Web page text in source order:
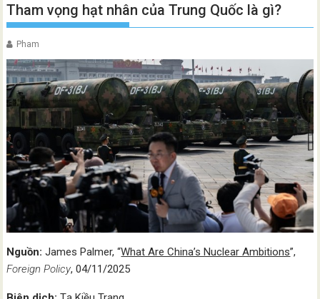
Tham vọng hạt nhân của Trung Quốc là gì?
Pham
Nguồn: James Palmer, “What Are China’s Nuclear Ambitions”,
ForeignPolicy, 04/11/2025